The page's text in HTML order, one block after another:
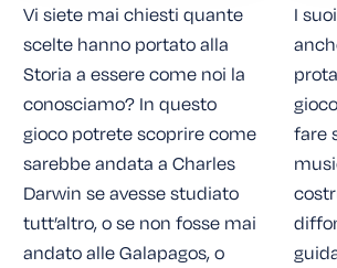
Vi siete mai chiesti quante
scelte hanno portato alla
Storia a essere come noi la
conosciamo? In questo
gioco potrete scoprire come
sarebbe andata a Charles
Darwin se avesse studiato
tutt’altro, o se non fosse mai
andato alle Galapagos, o
I
fare